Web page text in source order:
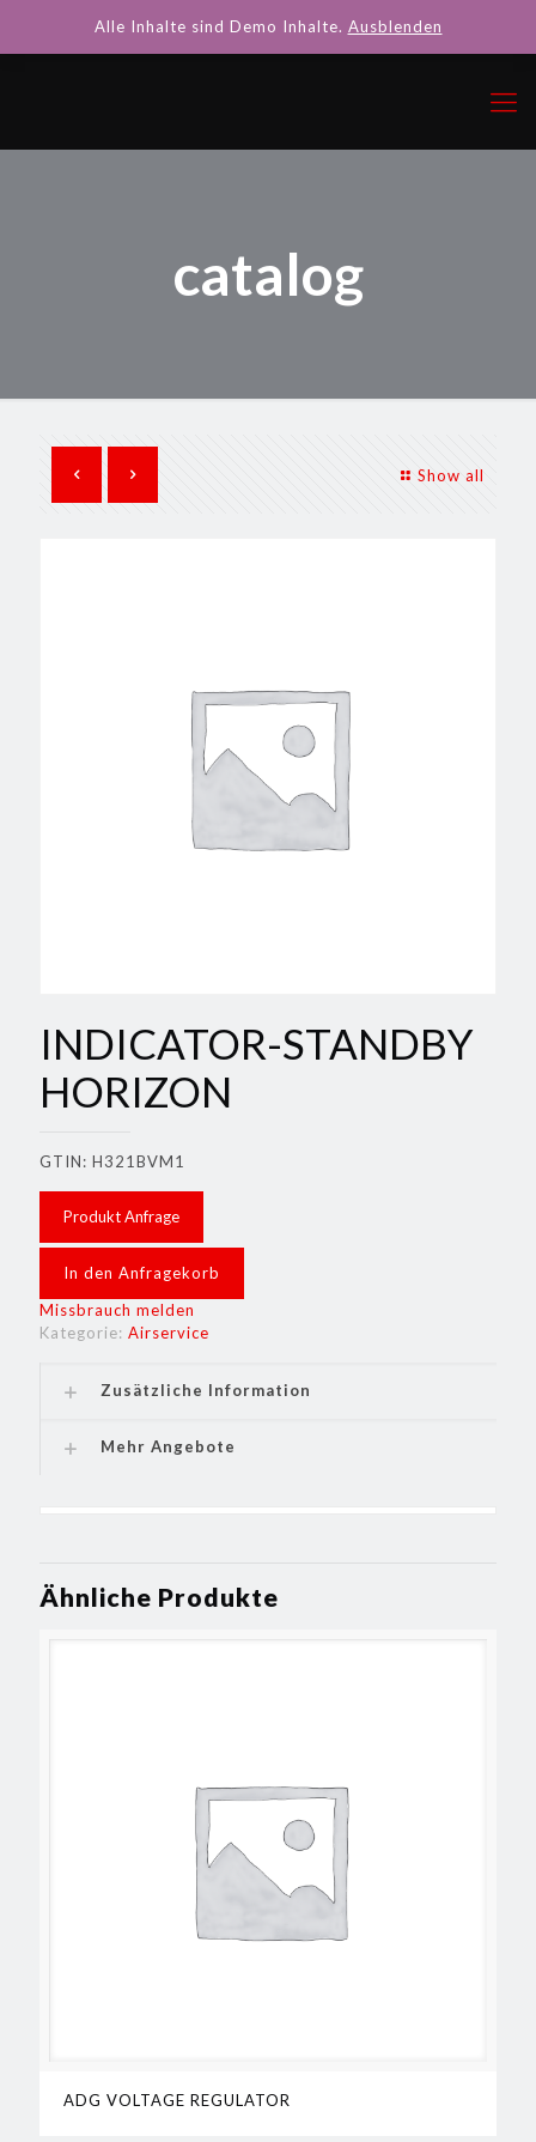
catalog
Show all
INDICATOR-STANDBY
HORIZON
GTIN: H321BVM1
Produkt Anfrage
In den Anfragekorb
Missbrauch melden
Kategorie: Airservice
Zusätzliche Information
Mehr Angebote
Ähnliche Produkte
ADG VOLTAGE REGULATOR
Alle Inhalte sind Demo Inhalte. Ausblenden